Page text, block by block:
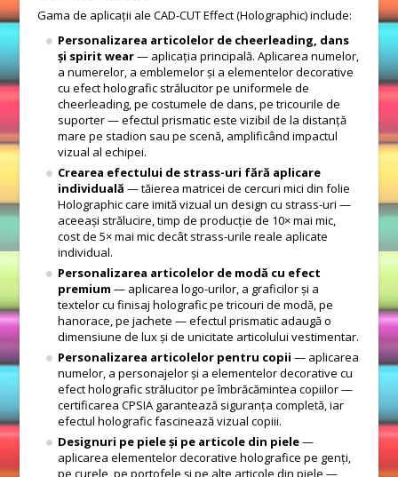
Gama de aplicații ale CAD-CUT Effect (Holographic) include:
Personalizarea articolelor de cheerleading, dans
și spirit wear— aplicația principală. Aplicarea numelor,
a numerelor, a emblemelor și a elementelor decorative
cu efect holografic strălucitor pe uniformele de
cheerleading, pe costumele de dans, pe tricourile de
suporter — efectul prismatic este vizibil de la distanță
mare pe stadion sau pe scenă, amplificând impactul
vizual al echipei.
Crearea efectului de strass-uri fără aplicare
individuală — tăierea matricei de cercuri mici din folie
Holographic care imită vizual un design cu strass-uri —
aceeași strălucire, timp de producție de 10× mai mic,
cost de 5× mai mic decât strass-urile reale aplicate
individual.
Personalizarea articolelor de modă cu efect
premium — aplicarea logo-urilor, a graficilor și a
textelor cu finisaj holografic pe tricouri de modă, pe
hanorace, pe jachete — efectul prismatic adaugă o
dimensiune de lux și de unicitate articolului vestimentar.
Personalizarea articolelor pentru copii — aplicarea
numelor, a personajelor și a elementelor decorative cu
efect holografic strălucitor pe îmbrăcămintea copiilor —
certificarea CPSIA garantează siguranța completă, iar
efectul holografic fascinează vizual copiii.
Designuri pe piele și pe articole din piele—
aplicarea elementelor decorative holografice pe genți,
pe curele, pe portofele și pe alte articole din piele —